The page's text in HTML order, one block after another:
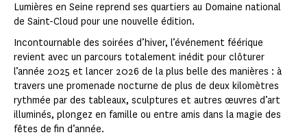
Lumières en Seine reprend ses quartiers au Domaine national
de Saint-Cloud pour une nouvelle édition.
Incontournable des soirées d’hiver, l’événement féérique
revient avec un parcours totalement inédit pour clôturer
l’année 2025 et lancer 2026 de la plus belle des manières : à
travers une promenade nocturne de plus de deux kilomètres
rythmée par des tableaux, sculptures et autres œuvres d’art
illuminés, plongez en famille ou entre amis dans la magie des
fêtes de fin d’année.